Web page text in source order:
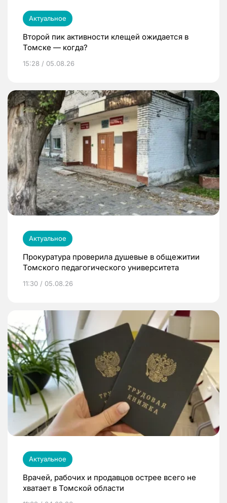
Актуальное
Второй пик активности клещей ожидается в
Томске — когда?
15:28 / 05.08.26
Актуальное
Прокуратура проверила душевые в общежитии
Томского педагогического университета
11:30 / 05.08.26
Актуальное
Врачей, рабочих и продавцов острее всего не
хватает в Томской области